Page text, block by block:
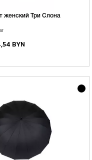
женский Три Слона
BYN